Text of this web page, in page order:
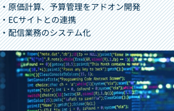
・原価計算、予算管理をアドオン開発
・ECサイトとの連携
・配信業務のシステム化